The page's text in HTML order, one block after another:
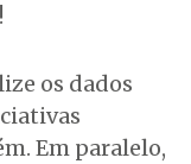
os dados
Em paralelo,